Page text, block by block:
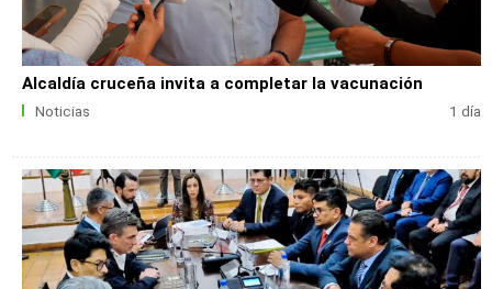
Alcaldía cruceña invita a completar la vacunación
Noticias 1 día